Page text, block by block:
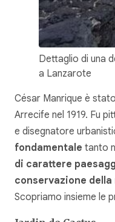
Dettaglio di una
a Lanzarote
César Manrique è
Arrecife nel 1919. Fu
e disegnatore
fondamentale tanto
di carattere
conservazione
Scopriamo insieme le